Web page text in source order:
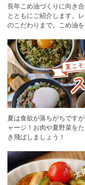
長年こめ油づくりに向き
とともにご紹介します。
のこだわりまで。こめ油
夏は食欲が落ちがちです
ャージ！お肉や夏野菜を
き飛ばしましょう！